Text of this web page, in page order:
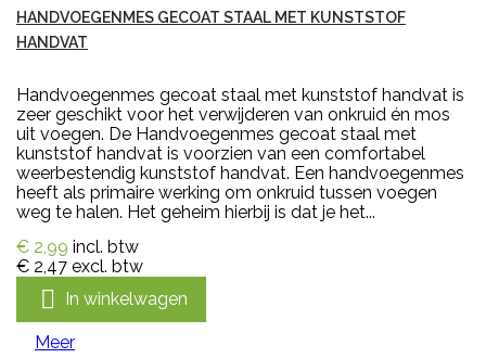
HANDVOEGENMES GECOAT STAAL MET KUNSTSTOF
HANDVAT
Handvoegenmes gecoat staal met kunststof handvat is
zeer geschikt voor het verwijderen van onkruid én mos
uit voegen. De Handvoegenmes gecoat staal met
kunststof handvat is voorzien van een comfortabel
weerbestendig kunststof handvat. Een handvoegenmes
heeft als primaire werking om onkruid tussen voegen
weg te halen. Het geheim hierbij is dat je het...
€ 2,99 incl. btw
€ 2,47 excl. btw
 In winkelwagen
Meer